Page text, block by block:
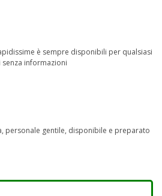
è sempre disponibili per qualsiasi
informazioni
personale gentile, disponibile e preparato